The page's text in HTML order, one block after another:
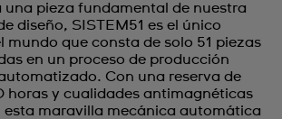
una pieza fundamental de nuestra
diseño, SISTEM51 es el único
mundo que consta de solo 51 piezas
en un proceso de producción
Con una reserva de
horas y cualidades antimagnéticas
esta maravilla mecánica automática